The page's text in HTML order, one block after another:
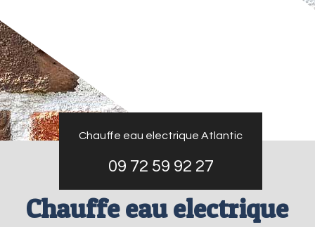
Chauffe eau electrique Atlantic
09 72 59 92 27
Chauffe eau electrique